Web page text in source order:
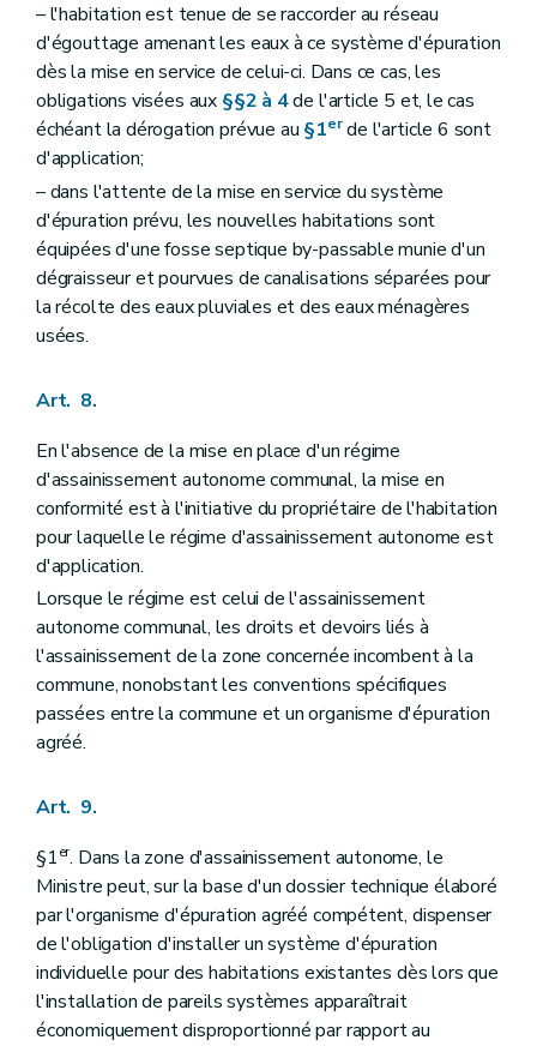
– l'habitation est tenue de se raccorder au réseau
d'égouttage amenant les eaux à ce système d'épuration
dès la mise en service de celui-ci. Dans ce cas, les
obligations visées aux §§2 à 4de l'article 5 et, le cas
échéant la dérogation prévue au §1erde l'article 6 sont
d'application;
– dans l'attente de la mise en service du système
d'épuration prévu, les nouvelles habitations sont
équipées d'une fosse septique by-passable munie d'un
dégraisseur et pourvues de canalisations séparées pour
la récolte des eaux pluviales et des eaux ménagères
usées.
Art. 8.
En l'absence de la mise en place d'un régime
d'assainissement autonome communal, la mise en
conformité est à l'initiative du propriétaire de l'habitation
pour laquelle le régime d'assainissement autonome est
d'application.
Lorsque le régime est celui de l'assainissement
autonome communal, les droits et devoirs liés à
l'assainissement de la zone concernée incombent à la
commune, nonobstant les conventions spécifiques
passées entre la commune et un organisme d'épuration
agréé.
Art. 9.
§1er. Dans la zone d'assainissement autonome, le
Ministre peut, sur la base d'un dossier technique élaboré
par l'organisme d'épuration agréé compétent, dispenser
de l'obligation d'installer un système d'épuration
individuelle pour des habitations existantes dès lors que
l'installation de pareils systèmes apparaîtrait
économiquement disproportionné par rapport au